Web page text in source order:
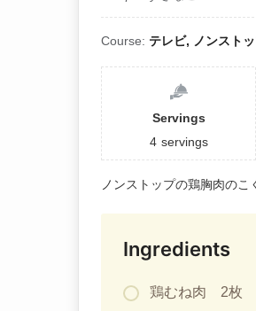
Course: テレビ, ノンスト
Servings
4 servings
ノンストップの鶏胸肉のこ
Ingredients
鶏むね肉 2枚